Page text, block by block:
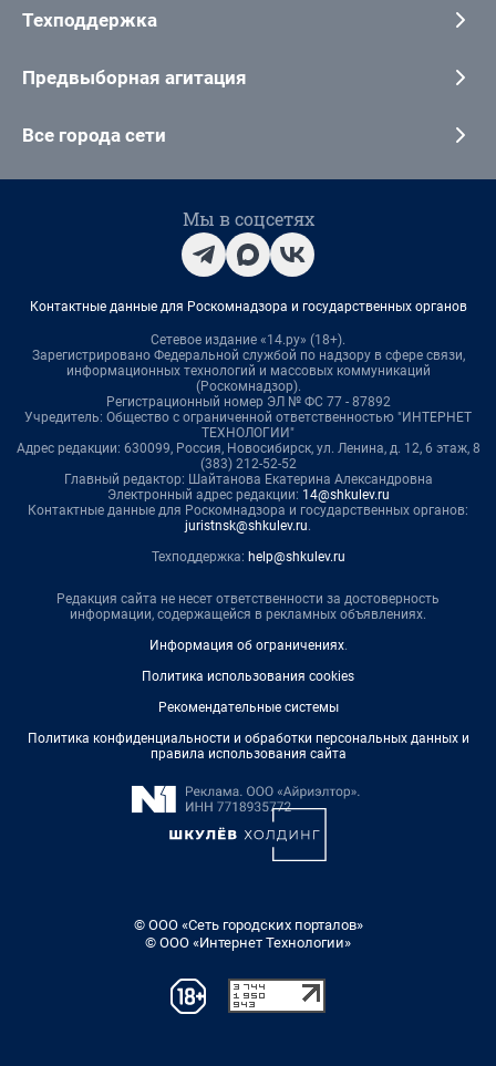
Техподдержка
Предвыборная агитация
Все города сети
Мы в соцсетях
Контактные данные для Роскомнадзора и государственных органов
Сетевое издание «14.ру» (18+).
Зарегистрировано Федеральной службой по надзору в сфере связи,
информационных технологий и массовых коммуникаций
(Роскомнадзор).
Регистрационный номер ЭЛ № ФС 77 - 87892
Учредитель: Общество с ограниченной ответственностью "ИНТЕРНЕТ
ТЕХНОЛОГИИ"
Адрес редакции: 630099, Россия, Новосибирск, ул. Ленина, д. 12, 6 этаж, 8
(383) 212-52-52
Главный редактор: Шайтанова Екатерина Александровна
Электронный адрес редакции: 14@shkulev.ru
Контактные данные для Роскомнадзора и государственных органов:
juristnsk@shkulev.ru.
Техподдержка: help@shkulev.ru
Редакция сайта не несет ответственности за достоверность
информации, содержащейся в рекламных объявлениях.
Информация об ограничениях.
Политика использования cookies
Рекомендательные системы
Политика конфиденциальности и обработки персональных данных и
правила использования сайта
© ООО «Сеть городских порталов»
© ООО «Интернет Технологии»